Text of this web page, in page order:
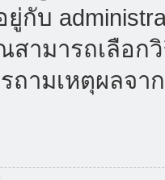
กับ
ามารถเลือก
ามเหตุผลจา